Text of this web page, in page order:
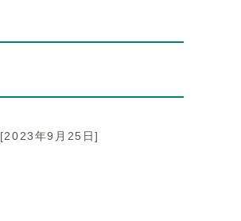
[2023年9月25日]